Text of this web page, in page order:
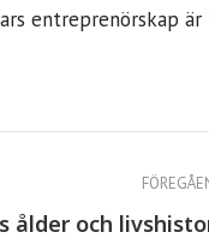
entreprenörskap
ålder och